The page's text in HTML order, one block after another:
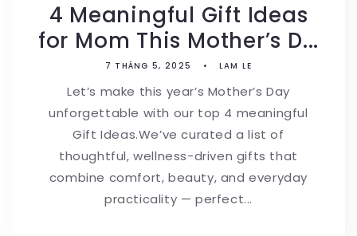
4 Meaningful Gift Ideas
for Mom This Mother’s D...
7 THÁNG 5, 2025 LAM LE
Let’s make this year’s Mother’s Day
unforgettable with our top 4 meaningful
Gift Ideas.We’ve curated a list of
thoughtful, wellness-driven gifts that
combine comfort, beauty, and everyday
practicality — perfect...